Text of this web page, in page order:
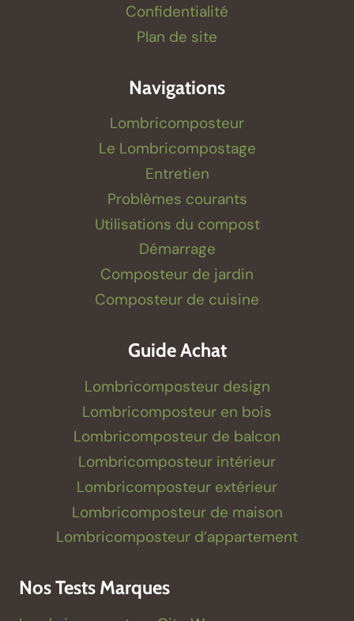
Confidentialité
Plan de site
Navigations
Lombricomposteur
Le Lombricompostage
Entretien
Problèmes courants
Utilisations du compost
Démarrage
Composteur de jardin
Composteur de cuisine
Guide Achat
Lombricomposteur design
Lombricomposteur en bois
Lombricomposteur de balcon
Lombricomposteur intérieur
Lombricomposteur extérieur
Lombricomposteur de maison
Lombricomposteur d’appartement
Nos Tests Marques